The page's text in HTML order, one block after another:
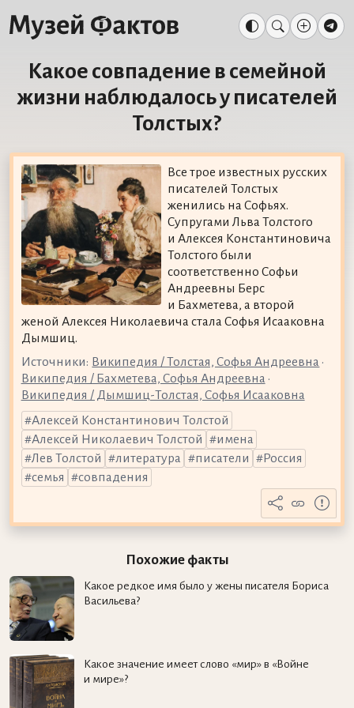
Какое совпадение в семейной
жизни наблюдалось у писателей
Толстых?
Все трое известных русских
писателей Толстых
женились на Софьях.
Супругами Льва Толстого
и Алексея Константиновича
Толстого были
соответственно Софьи
Андреевны Берс
и Бахметева, а второй
женой Алексея Николаевича стала Софья Исааковна
Дымшиц.
Источники: Википедия / Толстая, Софья Андреевна •
Википедия / Бахметева, Софья Андреевна •
Википедия / Дымшиц-Толстая, Софья Исааковна
Алексей Константинович Толстой
Алексей Николаевич Толстой
имена
Лев Толстой
литература писатели
Россия
семья
совпадения
Похожие факты
Какое редкое имя было у жены писателя Бориса
Васильева?
Какое значение имеет слово «мир» в «Войне
и мире»?